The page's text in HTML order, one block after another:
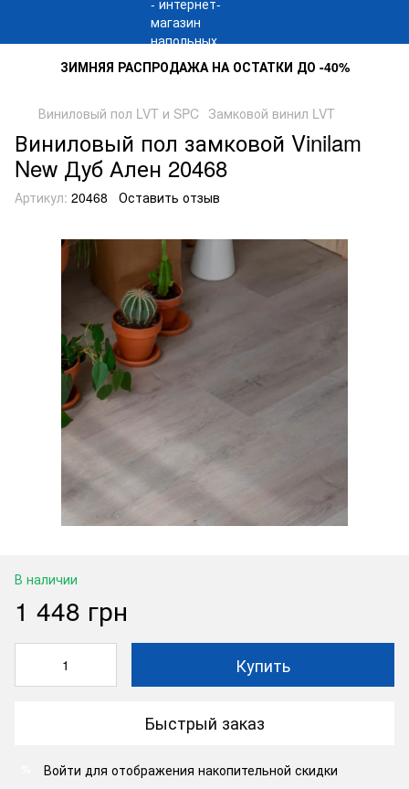
ЗИМНЯЯ РАСПРОДАЖА НА ОСТАТКИ ДО -40%
Виниловый пол LVT и SPC Замковой винил LVT
Виниловый пол замковой Vinilam
New Дуб Ален 20468
Артикул: 20468 Оставить отзыв
В наличии
1 448 грн
Купить
Быстрый заказ
Войти для отображения накопительной скидки